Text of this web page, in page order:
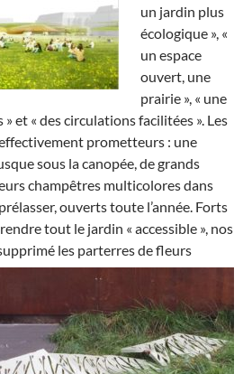
un jardin plus
écologique », «
un espace
ouvert, une
prairie », « une
et « des circulations facilitées ». Les
prometteurs : une
sous la canopée, de grands
champêtres multicolores dans
ouverts toute l’année. Forts
tout le jardin « accessible », nos
les parterres de fleurs